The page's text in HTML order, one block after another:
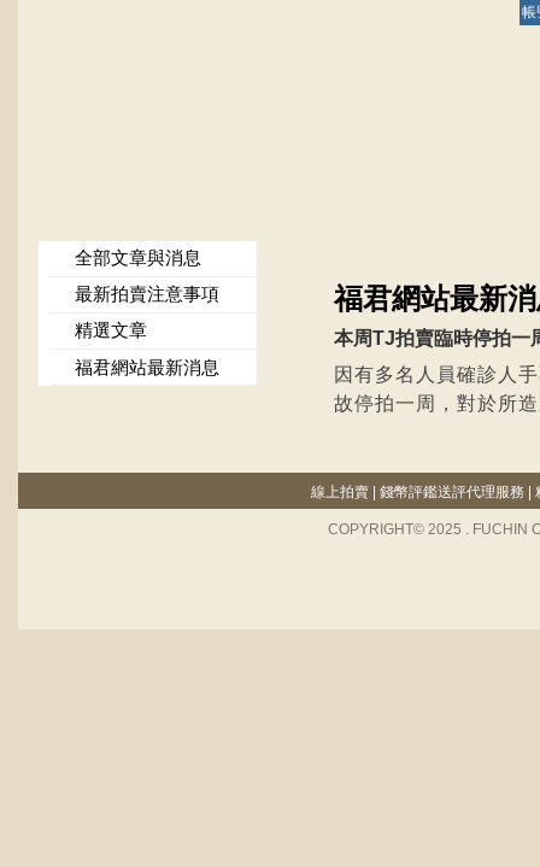
帳
福君網站最新
本周TJ拍賣臨時停拍一
因有多名人員確診人
故停拍一周，對於所
全部文章與消息
最新拍賣注意事項
精選文章
福君網站最新消息
線上拍賣| 錢幣評鑑送評代理服務
COPYRIGHT© 2025 . FUCHIN